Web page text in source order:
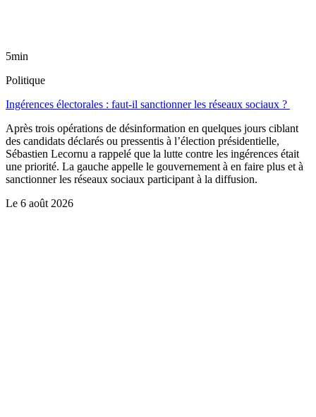
5min
Politique
Ingérences électorales : faut-il sanctionner les réseaux sociaux ?
Après trois opérations de désinformation en quelques jours ciblant
des candidats déclarés ou pressentis à l’élection présidentielle,
Sébastien Lecornu a rappelé que la lutte contre les ingérences était
une priorité. La gauche appelle le gouvernement à en faire plus et à
sanctionner les réseaux sociaux participant à la diffusion.
Le 6 août 2026